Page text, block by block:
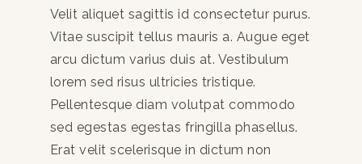
Velit aliquet sagittis id consectetur purus.
Vitae suscipit tellus mauris a. Augue eget
arcu dictum varius duis at. Vestibulum
lorem sed risus ultricies tristique.
Pellentesque diam volutpat commodo
sed egestas egestas fringilla phasellus.
Erat velit scelerisque in dictum non